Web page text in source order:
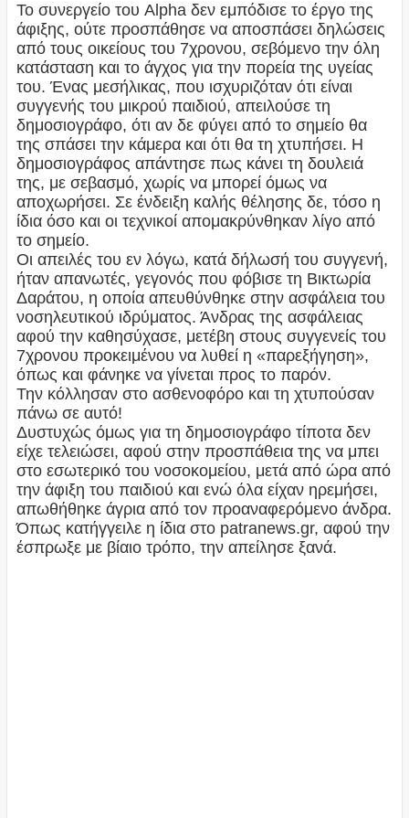
Το συνεργείο του Alpha δεν εμπόδισε το έργο της
άφιξης, ούτε προσπάθησε να αποσπάσει δηλώσεις
από τους οικείους του 7χρονου, σεβόμενο την όλη
κατάσταση και το άγχος για την πορεία της υγείας
του. Ένας μεσήλικας, που ισχυριζόταν ότι είναι
συγγενής του μικρού παιδιού, απειλούσε τη
δημοσιογράφο, ότι αν δε φύγει από το σημείο θα
της σπάσει την κάμερα και ότι θα τη χτυπήσει. Η
δημοσιογράφος απάντησε πως κάνει τη δουλειά
της, με σεβασμό, χωρίς να μπορεί όμως να
αποχωρήσει. Σε ένδειξη καλής θέλησης δε, τόσο η
ίδια όσο και οι τεχνικοί απομακρύνθηκαν λίγο από
το σημείο.
Οι απειλές του εν λόγω, κατά δήλωσή του συγγενή,
ήταν απανωτές, γεγονός που φόβισε τη Βικτωρία
Δαράτου, η οποία απευθύνθηκε στην ασφάλεια του
νοσηλευτικού ιδρύματος. Άνδρας της ασφάλειας
αφού την καθησύχασε, μετέβη στους συγγενείς του
7χρονου προκειμένου να λυθεί η «παρεξήγηση»,
όπως και φάνηκε να γίνεται προς το παρόν.
Την κόλλησαν στο ασθενοφόρο και τη χτυπούσαν
πάνω σε αυτό!
Δυστυχώς όμως για τη δημοσιογράφο τίποτα δεν
είχε τελειώσει, αφού στην προσπάθεια της να μπει
στο εσωτερικό του νοσοκομείου, μετά από ώρα από
την άφιξη του παιδιού και ενώ όλα είχαν ηρεμήσει,
απωθήθηκε άγρια από τον προαναφερόμενο άνδρα.
Όπως κατήγγειλε η ίδια στο patranews.gr, αφού την
έσπρωξε με βίαιο τρόπο, την απείλησε ξανά.